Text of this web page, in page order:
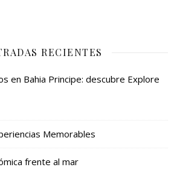
RECIENTES
en Bahia Principe: descubre Explore
Memorables
frente al mar